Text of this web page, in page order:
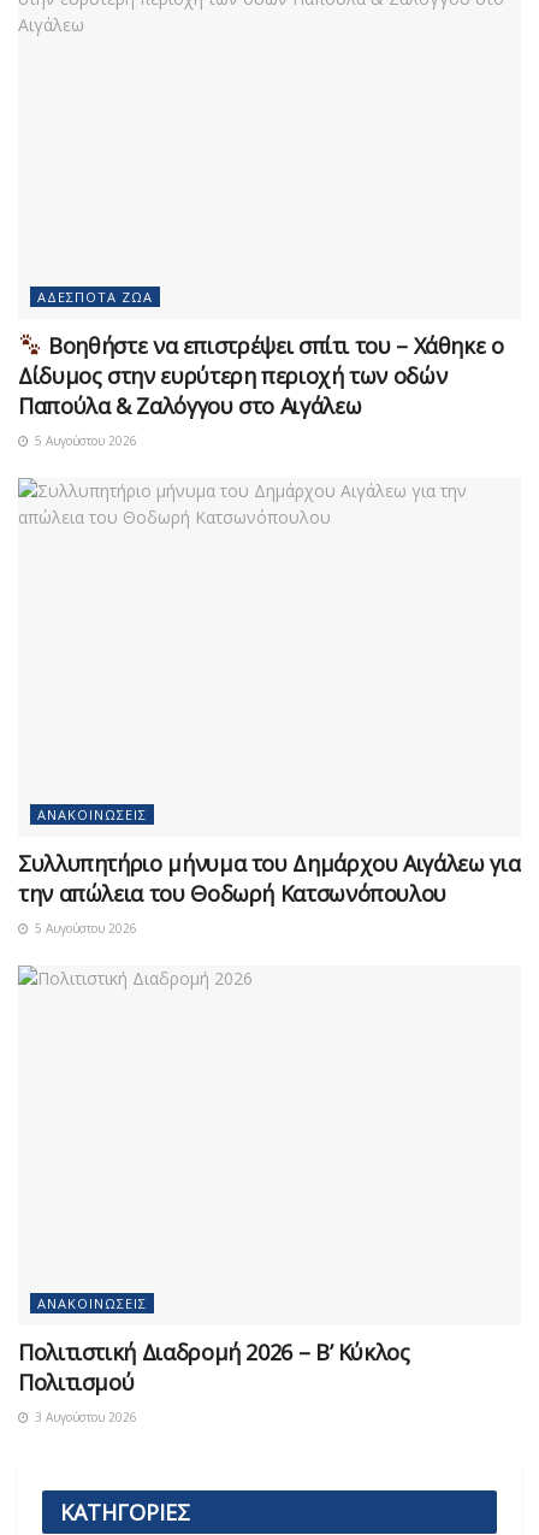
ΑΔΈΣΠΟΤΑ ΖΏΑ
Βοηθήστε να επιστρέψει σπίτι του – Χάθηκε ο
Δίδυμος στην ευρύτερη περιοχή των οδών
Παπούλα & Ζαλόγγου στο Αιγάλεω
5 Αυγούστου 2026
ΑΝΑΚΟΙΝΏΣΕΙΣ
Συλλυπητήριο μήνυμα του Δημάρχου Αιγάλεω για
την απώλεια του Θοδωρή Κατσωνόπουλου
5 Αυγούστου 2026
ΑΝΑΚΟΙΝΏΣΕΙΣ
Πολιτιστική Διαδρομή 2026 – Β’ Κύκλος
Πολιτισμού
3 Αυγούστου 2026
ΚΑΤΗΓΟΡΙΕΣ